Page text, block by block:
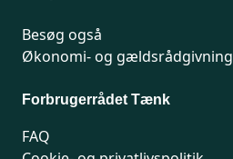
Besøg også
Økonomi- og gældsrådgivning
Forbrugerrådet Tænk
FAQ